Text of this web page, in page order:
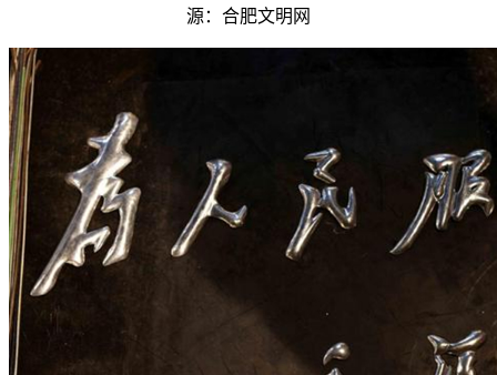
源：合肥文明网